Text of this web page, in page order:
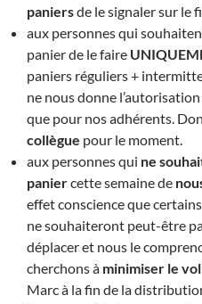
paniersde le signaler sur le
aux personnes qui
panier de le faire
paniers réguliers +
ne nous donne
que pour nos adhérents.
collègue pour le moment.
aux personnes qui ne
paniercette semaine de
effet conscience que
ne souhaiteront peut-être
déplacer et nous le
cherchons à minimiser le
Marc à la fin de la